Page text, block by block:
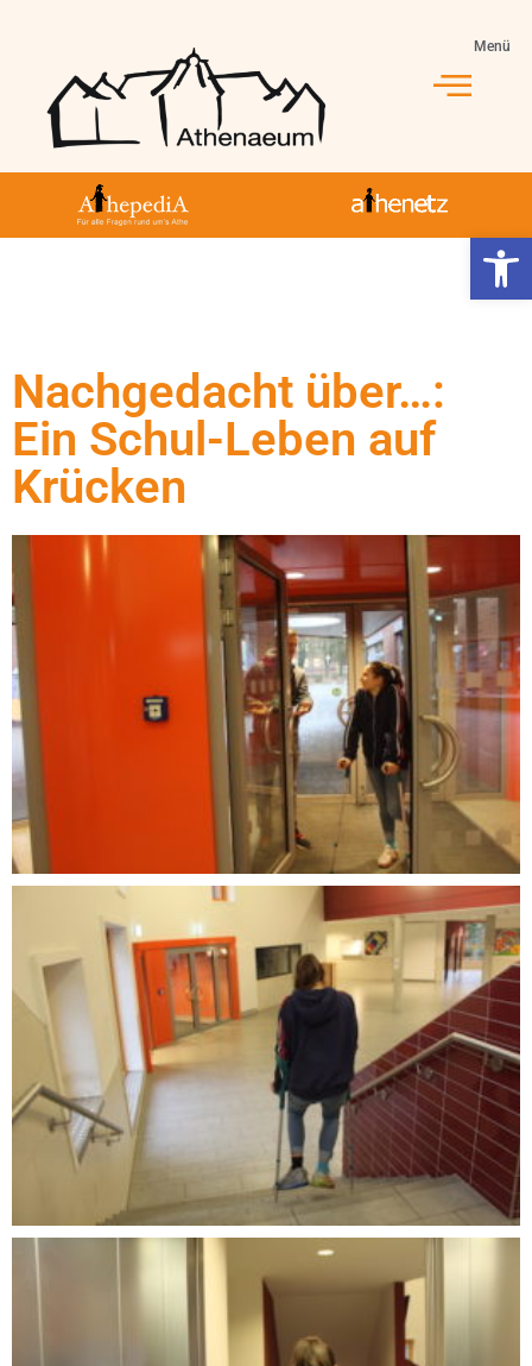
Menü
Nachgedacht über…:
Ein Schul-Leben auf
Krücken